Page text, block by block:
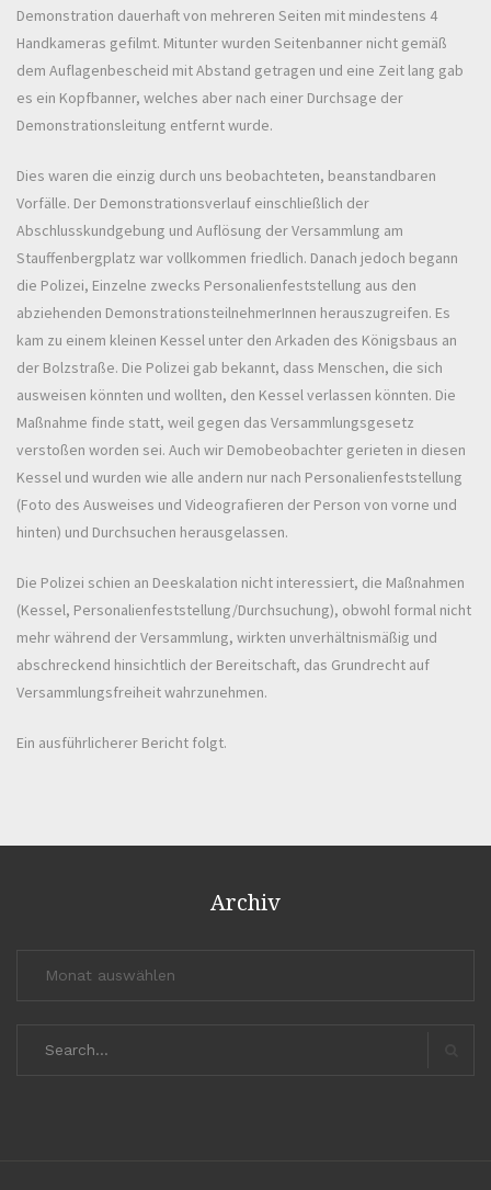
Demonstration dauerhaft von mehreren Seiten mit mindestens 4
Handkameras gefilmt. Mitunter wurden Seitenbanner nicht gemäß
dem Auflagenbescheid mit Abstand getragen und eine Zeit lang gab
es ein Kopfbanner, welches aber nach einer Durchsage der
Demonstrationsleitung entfernt wurde.
Dies waren die einzig durch uns beobachteten, beanstandbaren
Vorfälle. Der Demonstrationsverlauf einschließlich der
Abschlusskundgebung und Auflösung der Versammlung am
Stauffenbergplatz war vollkommen friedlich. Danach jedoch begann
die Polizei, Einzelne zwecks Personalienfeststellung aus den
abziehenden DemonstrationsteilnehmerInnen herauszugreifen. Es
kam zu einem kleinen Kessel unter den Arkaden des Königsbaus an
der Bolzstraße. Die Polizei gab bekannt, dass Menschen, die sich
ausweisen könnten und wollten, den Kessel verlassen könnten. Die
Maßnahme finde statt, weil gegen das Versammlungsgesetz
verstoßen worden sei. Auch wir Demobeobachter gerieten in diesen
Kessel und wurden wie alle andern nur nach Personalienfeststellung
(Foto des Ausweises und Videografieren der Person von vorne und
hinten) und Durchsuchen herausgelassen.
Die Polizei schien an Deeskalation nicht interessiert, die Maßnahmen
(Kessel, Personalienfeststellung/Durchsuchung), obwohl formal nicht
mehr während der Versammlung, wirkten unverhältnismäßig und
abschreckend hinsichtlich der Bereitschaft, das Grundrecht auf
Versammlungsfreiheit wahrzunehmen.
Ein ausführlicherer Bericht folgt.
Archiv